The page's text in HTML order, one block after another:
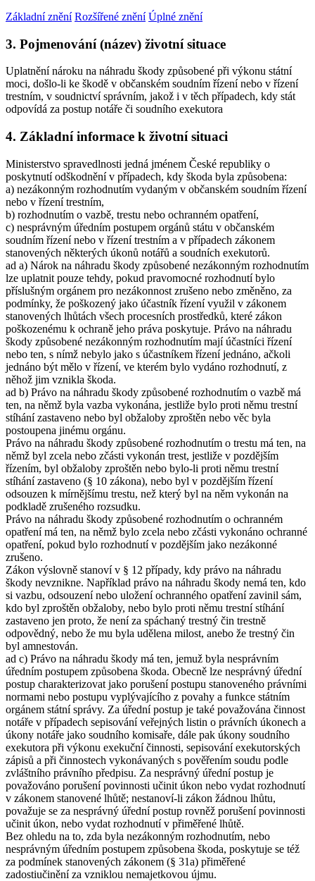
Základní znění Rozšířené znění Úplné znění
3. Pojmenování (název) životní situace
Uplatnění nároku na náhradu škody způsobené při výkonu státní
moci, došlo-li ke škodě v občanském soudním řízení nebo v řízení
trestním, v soudnictví správním, jakož i v těch případech, kdy stát
odpovídá za postup notáře či soudního exekutora
4. Základní informace k životní situaci
Ministerstvo spravedlnosti jedná jménem České republiky o
poskytnutí odškodnění v případech, kdy škoda byla způsobena:
a) nezákonným rozhodnutím vydaným v občanském soudním řízení
nebo v řízení trestním,
b) rozhodnutím o vazbě, trestu nebo ochranném opatření,
c) nesprávným úředním postupem orgánů státu v občanském
soudním řízení nebo v řízení trestním a v případech zákonem
stanovených některých úkonů notářů a soudních exekutorů.
ad a) Nárok na náhradu škody způsobené nezákonným rozhodnutím
lze uplatnit pouze tehdy, pokud pravomocné rozhodnutí bylo
příslušným orgánem pro nezákonnost zrušeno nebo změněno, za
podmínky, že poškozený jako účastník řízení využil v zákonem
stanovených lhůtách všech procesních prostředků, které zákon
poškozenému k ochraně jeho práva poskytuje. Právo na náhradu
škody způsobené nezákonným rozhodnutím mají účastníci řízení
nebo ten, s nímž nebylo jako s účastníkem řízení jednáno, ačkoli
jednáno být mělo v řízení, ve kterém bylo vydáno rozhodnutí, z
něhož jim vznikla škoda.
ad b) Právo na náhradu škody způsobené rozhodnutím o vazbě má
ten, na němž byla vazba vykonána, jestliže bylo proti němu trestní
stíhání zastaveno nebo byl obžaloby zproštěn nebo věc byla
postoupena jinému orgánu.
Právo na náhradu škody způsobené rozhodnutím o trestu má ten, na
němž byl zcela nebo zčásti vykonán trest, jestliže v pozdějším
řízením, byl obžaloby zproštěn nebo bylo-li proti němu trestní
stíhání zastaveno (§ 10 zákona), nebo byl v pozdějším řízení
odsouzen k mírnějšímu trestu, než který byl na něm vykonán na
podkladě zrušeného rozsudku.
Právo na náhradu škody způsobené rozhodnutím o ochranném
opatření má ten, na němž bylo zcela nebo zčásti vykonáno ochranné
opatření, pokud bylo rozhodnutí v pozdějším jako nezákonné
zrušeno.
Zákon výslovně stanoví v § 12 případy, kdy právo na náhradu
škody nevznikne. Například právo na náhradu škody nemá ten, kdo
si vazbu, odsouzení nebo uložení ochranného opatření zavinil sám,
kdo byl zproštěn obžaloby, nebo bylo proti němu trestní stíhání
zastaveno jen proto, že není za spáchaný trestný čin trestně
odpovědný, nebo že mu byla udělena milost, anebo že trestný čin
byl amnestován.
ad c) Právo na náhradu škody má ten, jemuž byla nesprávním
úředním postupem způsobena škoda. Obecně lze nesprávný úřední
postup charakterizovat jako porušení postupu stanoveného právními
normami nebo postupu vyplývajícího z povahy a funkce státním
orgánem státní správy. Za úřední postup je také považována činnost
notáře v případech sepisování veřejných listin o právních úkonech a
úkony notáře jako soudního komisaře, dále pak úkony soudního
exekutora při výkonu exekuční činnosti, sepisování exekutorských
zápisů a při činnostech vykonávaných s pověřením soudu podle
zvláštního právního předpisu. Za nesprávný úřední postup je
považováno porušení povinnosti učinit úkon nebo vydat rozhodnutí
v zákonem stanovené lhůtě; nestanoví-li zákon žádnou lhůtu,
považuje se za nesprávný úřední postup rovněž porušení povinnosti
učinit úkon, nebo vydat rozhodnutí v přiměřené lhůtě.
Bez ohledu na to, zda byla nezákonným rozhodnutím, nebo
nesprávným úředním postupem způsobena škoda, poskytuje se též
za podmínek stanovených zákonem (§ 31a) přiměřené
zadostiučinění za vzniklou nemajetkovou újmu.